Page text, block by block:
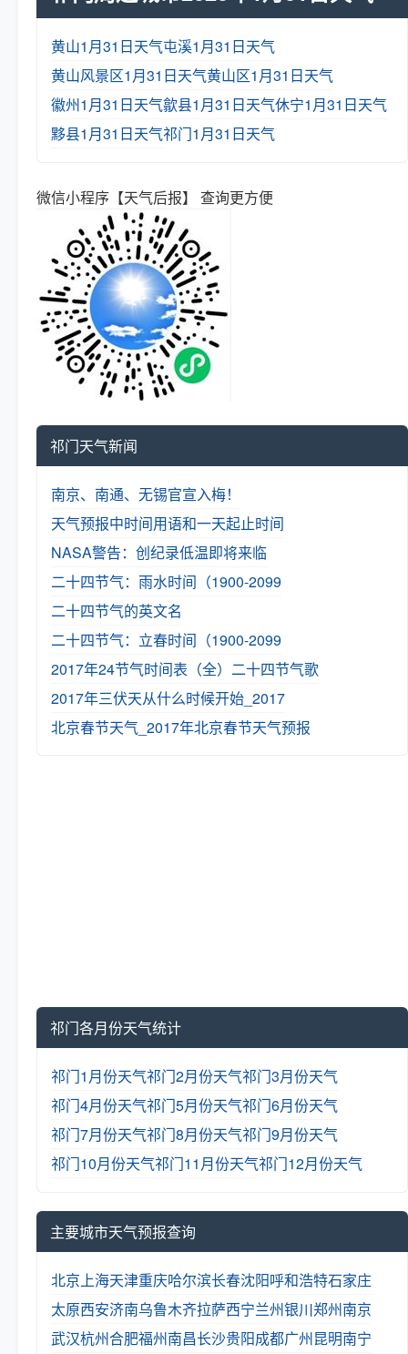
黄山1月31日天气屯溪1月31日天气
黄山风景区1月31日天气黄山区1月31日天气
徽州1月31日天气歙县1月31日天气休宁1月31日天气
黟县1月31日天气祁门1月31日天气
微信小程序【天气后报】 查询更方便
祁门天气新闻
南京、南通、无锡官宣入梅！
天气预报中时间用语和一天起止时间
NASA警告：创纪录低温即将来临
二十四节气：雨水时间（1900-2099
二十四节气的英文名
二十四节气：立春时间（1900-2099
2017年24节气时间表（全） 二十四节气歌
2017年三伏天从什么时候开始_2017
北京春节天气_2017年北京春节天气预报
祁门各月份天气统计
祁门1月份天气祁门2月份天气祁门3月份天气
祁门4月份天气祁门5月份天气祁门6月份天气
祁门7月份天气祁门8月份天气祁门9月份天气
祁门10月份天气祁门11月份天气祁门12月份天气
主要城市天气预报查询
北京上海天津重庆哈尔滨长春沈阳呼和浩特石家庄
太原西安济南乌鲁木齐拉萨西宁兰州银川郑州南京
武汉杭州合肥福州南昌长沙贵阳成都广州昆明南宁